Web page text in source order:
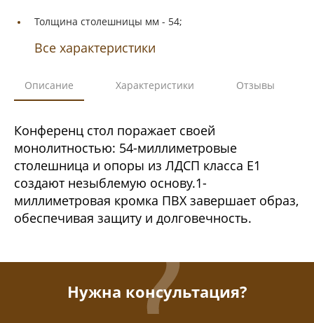
Толщина столешницы мм - 54;
Все характеристики
Описание Характеристики Отзывы
Конференц стол поражает своей
монолитностью: 54-миллиметровые
столешница и опоры из ЛДСП класса E1
создают незыблемую основу.1-
миллиметровая кромка ПВХ завершает образ,
обеспечивая защиту и долговечность.
Нужна консультация?